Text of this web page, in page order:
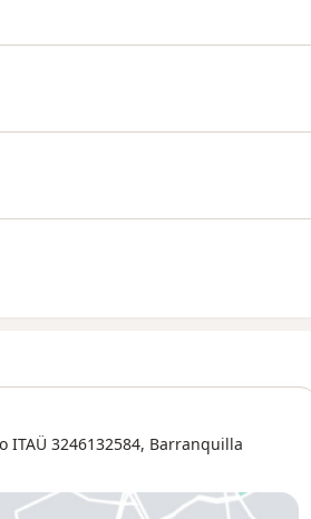
ITAÜ 3246132584, Barranquilla